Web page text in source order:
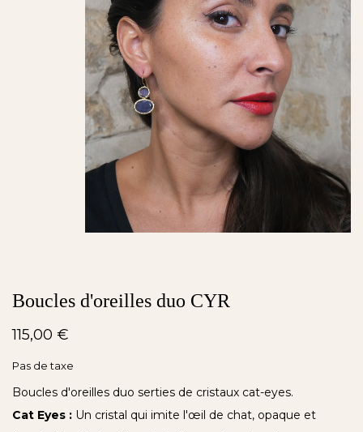
Boucles d'oreilles duo CYR
115,00 €
Pas de taxe
Boucles d'oreilles duo serties de cristaux cat-eyes.
Cat Eyes : Un cristal qui imite l'œil de chat, opaque et